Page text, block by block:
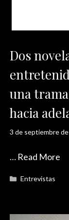
Dos
una
hacia
3 de septiembre
… Read More
Categorías
Entrevistas